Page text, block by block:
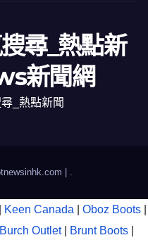
尋_熱點新
新聞網
_熱點新聞
.
Keen Canada Oboz Boots
Outlet Brunt Boots